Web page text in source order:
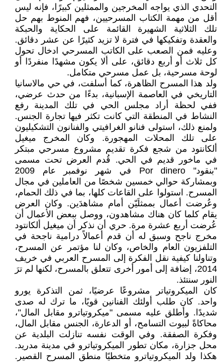
التحدي الذي يواجه المخرجين والممثلين كبيرًا، فإنه ليس
أقل من مهمة الكتاب المسرحيين، فهم المنوط بهم حل
تلك الثلاثية الشهيرة القائمة على الحكاية والحبكة
والعقدة وتفكيكها في فترة لا تزيد كثيرًا عن عشر دقائق.
وعليه فمن الصعب على الكاتب المسرحي ادخال تحول
كل ثلاث أو أربع دقائق، على ألا يكون مشهدًا منفردًا أو
لوحة مسرحية، بل عمل مسرحي متكامل.
ولد هذا المسرح الظاهرة، كما أسلفت، في حي مالاسانيا
التاريخي في العاصمة الإسبانية، بدءًا من حدث عرضي،
ففي لحظة أراد مجلس الحي في تلك المدينة رفع
النشاط في المنطقة التي كانت تكثر فيها تجارة الجنس.
ولمنع ذلك، استولى فنانو الغرافيتي والفنانون التشكيليون
على تلك المحلات المهجورة. وكان المخرج ميغيل
ألكانتود من شجع فكرة تقديم مشروع مسرحي مبتكر
في ماخور قديم في الحي. قُدم العرض تحت مسمى
"بنقود" Por dinero في شهر نوفمبر عام 2009
وبمشاركة حوالي خمسين شخصًا من العاملين في مجال
المسرح. استولوا على القاعات كلها، بما في ذلك الحمام،
وعُرضت أعمال بممثلَيّن أمام مشاهدَين. وكان العرض
يقام كلما كان هناك مشاهدون، ووصل ببعض الأعمال أن
عُرضت أربع عشرة مرة. حري أن نذكر أن ميغيل ألكانتود
مخرج ناجح وسبق له أن قدم أعمالاً درامية ناجحة في
التلفزيون العام والخاص، وكان لنا مؤتمر عن المسرح،
وتناولنا كيفية نقل الفكرة إلى المسرح العربي في خريف
2014، إضافة إلى أمور أخرى تتعلق بالمسرح، لكنها لم ترَ
النور سنتئذ.
كان الميكروتياتر مشروعًا عرضيًا، ثمن التذكرة يورو
واحد. كان طلب أولئك الفنانين قويًا، ما ترك له صدى
شديدًا. وأطلق عليه مسمى "ميكروتياترو مقابل المال"،
محاكاةً لبيوت التسامح، أو الدعارة، الجنس مقابل المال،
وفكرة الصفقة. وفي الوقت نفسه تنازلت البلدية عن
محل جزارة، مكان تطور الميكروتياترو في مدينة مدريد.
هكذا ولد الميكروتياترو متخطيًا منطق المسرح القصير.